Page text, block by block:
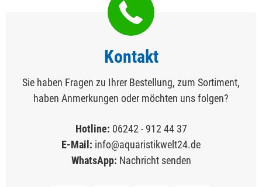
Kontakt
Sie haben Fragen zu Ihrer Bestellung, zum Sortiment,
haben Anmerkungen oder möchten uns folgen?
Hotline: 06242 - 912 44 37
E-Mail: info@aquaristikwelt24.de
WhatsApp: Nachricht senden